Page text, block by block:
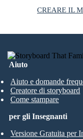
CREARE IL
Aiuto
Aiuto e domande
Creatore di storyboard
Come stampare
per gli Insegnanti
Versione Gratuita per